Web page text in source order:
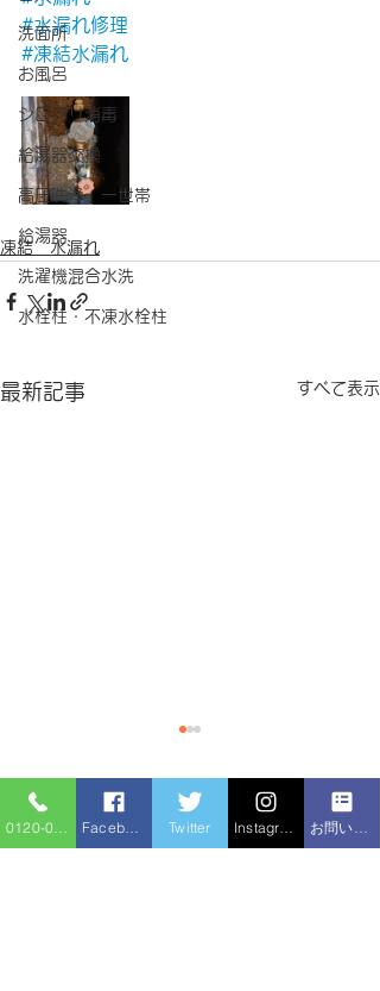
洗面所
お風呂
シロアリ消毒
給湯器交換
高圧洗浄 一世帯
給湯器
洗濯機混合水洗
水栓柱・不凍水栓柱
#水漏れ修理
#凍結水漏れ
凍結 水漏れ
最新記事 すべて表示
コメント Twitter